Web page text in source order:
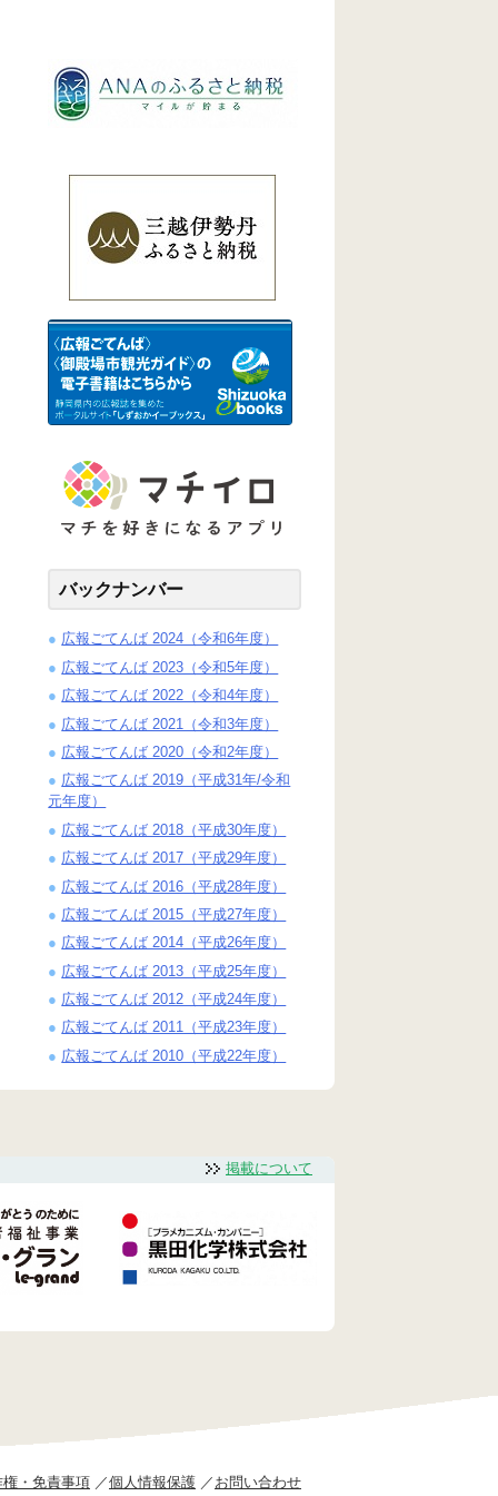
バックナンバー
広報ごてんば 2024（令和6年度）
広報ごてんば 2023（令和5年度）
広報ごてんば 2022（令和4年度）
広報ごてんば 2021（令和3年度）
広報ごてんば 2020（令和2年度）
広報ごてんば 2019（平成31年/令和
元年度）
広報ごてんば 2018（平成30年度）
広報ごてんば 2017（平成29年度）
広報ごてんば 2016（平成28年度）
広報ごてんば 2015（平成27年度）
広報ごてんば 2014（平成26年度）
広報ごてんば 2013（平成25年度）
広報ごてんば 2012（平成24年度）
広報ごてんば 2011（平成23年度）
広報ごてんば 2010（平成22年度）
掲載について
・免責事項 個人情報保護 お問い合わせ